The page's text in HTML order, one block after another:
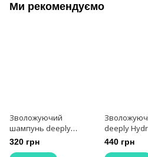
Ми рекомендуємо
Зволожуючий
шампунь deeply
Hydrating Shampoo 250
320 грн
deeply
300 мл
440 грн